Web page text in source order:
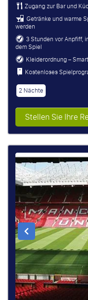
Zugang zur Bar und
Getränke und warme
werden
3 Stunden vor Anpfiff,
dem Spiel
Kleiderordnung –
Kostenloses
2 Nächte
Stellen Sie Ihre